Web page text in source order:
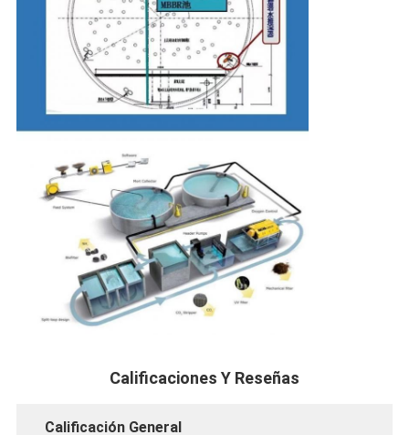
Calificaciones Y Reseñas
Calificación General